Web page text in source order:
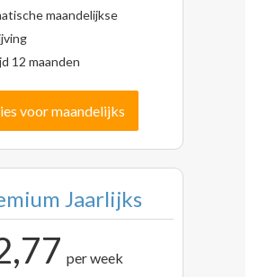
maandelijkse
12 maanden
voor maandelijks
Jaarlijks
per week